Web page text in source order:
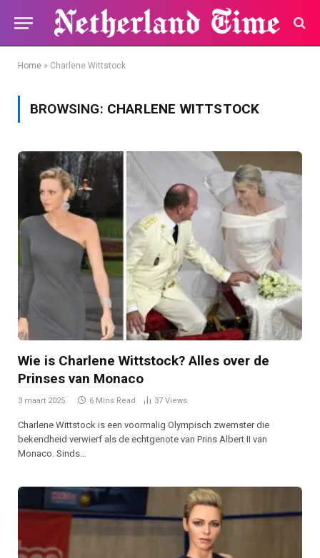
Home » Charlene Wittstock
BROWSING: CHARLENE WITTSTOCK
Wie is Charlene Wittstock? Alles over de
Prinses van Monaco
3 maart 2025 6 Mins Read 37 Views
Charlene Wittstock is een voormalig Olympisch zwemster die
bekendheid verwierf als de echtgenote van Prins Albert II van
Monaco. Sinds…